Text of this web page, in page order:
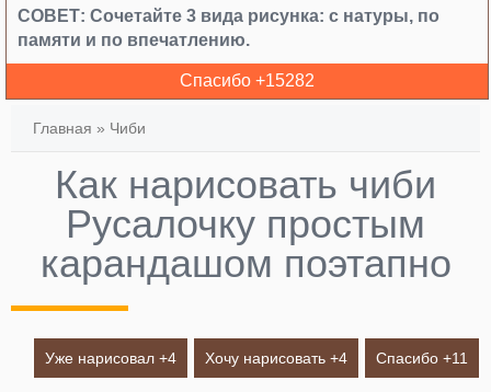
СОВЕТ: Сочетайте 3 вида рисунка: с натуры, по
памяти и по впечатлению.
Спасибо +15282
Главная » Чиби
Как нарисовать чиби
Русалочку простым
карандашом поэтапно
Уже нарисовал +4 Хочу нарисовать +4 Спасибо +11